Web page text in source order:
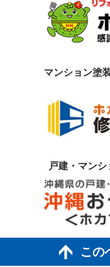
マンション塗
戸建・マン
この